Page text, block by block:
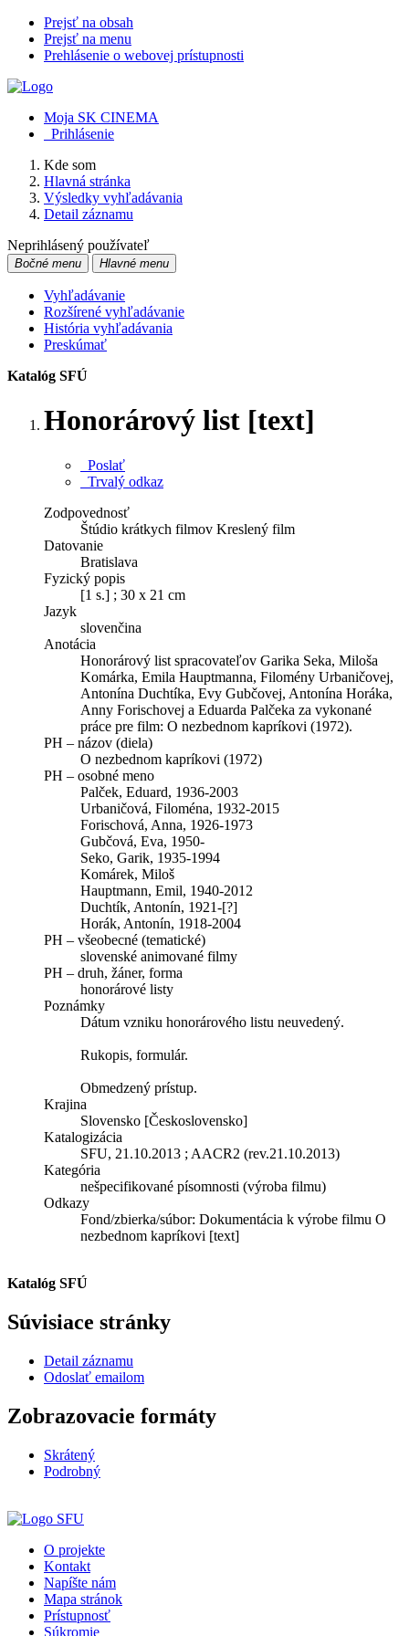
Prejsť na obsah
Prejsť na menu
Prehlásenie o webovej prístupnosti
Moja SK CINEMA
Prihlásenie
Kde som
Hlavná stránka
Výsledky vyhľadávania
Detail záznamu
Neprihlásený používateľ
Bočné menu Hlavné menu
Vyhľadávanie
Rozšírené vyhľadávanie
História vyhľadávania
Preskúmať
Katalóg SFÚ
Honorárový list [text]
Poslať
Trvalý odkaz
Zodpovednosť
Štúdio krátkych filmov Kreslený film
Datovanie
Bratislava
Fyzický popis
[1 s.] ; 30 x 21 cm
Jazyk
slovenčina
Anotácia
Honorárový list spracovateľov Garika Seka, Miloša
Komárka, Emila Hauptmanna, Filomény Urbaničovej,
Antonína Duchtíka, Evy Gubčovej, Antonína Horáka,
Anny Forischovej a Eduarda Palčeka za vykonané
práce pre film: O nezbednom kapríkovi (1972).
PH – názov (diela)
O nezbednom kapríkovi (1972)
PH – osobné meno
Palček, Eduard, 1936-2003
Urbaničová, Filoména, 1932-2015
Forischová, Anna, 1926-1973
Gubčová, Eva, 1950-
Seko, Garik, 1935-1994
Komárek, Miloš
Hauptmann, Emil, 1940-2012
Duchtík, Antonín, 1921-[?]
Horák, Antonín, 1918-2004
PH – všeobecné (tematické)
slovenské animované filmy
PH – druh, žáner, forma
honorárové listy
Poznámky
Dátum vzniku honorárového listu neuvedený.
Rukopis, formulár.
Obmedzený prístup.
Krajina
Slovensko [Československo]
Katalogizácia
SFU, 21.10.2013 ; AACR2 (rev.21.10.2013)
Kategória
nešpecifikované písomnosti (výroba filmu)
Odkazy
Fond/zbierka/súbor: Dokumentácia k výrobe filmu O
nezbednom kapríkovi [text]
Katalóg SFÚ
Súvisiace stránky
Detail záznamu
Odoslať emailom
Zobrazovacie formáty
Skrátený
Podrobný
O projekte
Kontakt
Napíšte nám
Mapa stránok
Prístupnosť
Súkromie